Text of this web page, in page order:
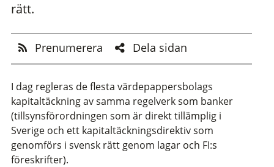
rätt.
Prenumerera Dela sidan
I dag regleras de flesta värdepappersbolags
kapitaltäckning av samma regelverk som banker
(tillsynsförordningen som är direkt tillämplig i
Sverige och ett kapitaltäckningsdirektiv som
genomförs i svensk rätt genom lagar och FI:s
föreskrifter).